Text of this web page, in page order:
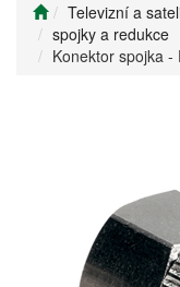
Televizní a
spojky a redukce
Konektor spojka